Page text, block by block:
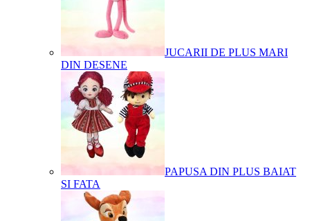
JUCARII DE PLUS MARI
DIN DESENE
PAPUSA DIN PLUS BAIAT
SI FATA